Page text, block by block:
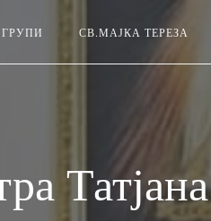
ГРУПИ СВ.МАЈКА ТЕРЕЗА